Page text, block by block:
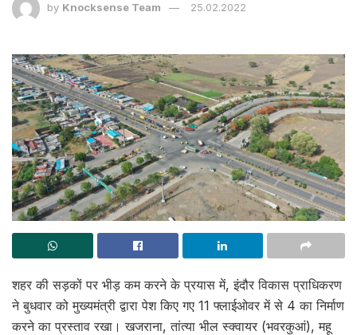
by Knocksense Team 25.02.2022
शहर की सड़कों पर भीड़ कम करने के प्रयास में, इंदौर विकास प्राधिकरण
ने बुधवार को मुख्यमंत्री द्वारा पेश किए गए 11 फ्लाईओवर में से 4 का निर्माण
करने का प्रस्ताव रखा। खजराना, तांत्या भील स्क्वायर (भवरकुआं), महू